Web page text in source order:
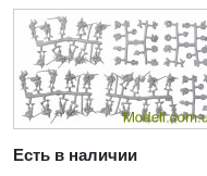
Есть в наличии